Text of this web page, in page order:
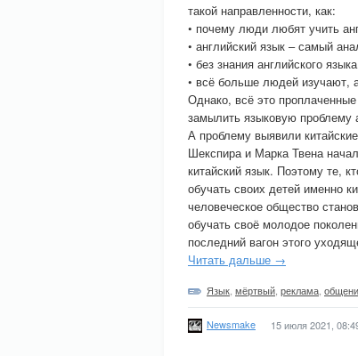
такой направленности, как:
• почему люди любят учить
• английский язык – самый
• без знания английского
• всё больше людей изучают,
Однако, всё это
замылить языковую проблему
А проблему выявили
Шекспира и Марка Твена
китайский язык. Поэтому те,
обучать своих детей именно
человеческое общество
обучать своё молодое
последний вагон этого
Читать дальше →
Язык мёртвый реклама
Newsmake 15 июля 2021,